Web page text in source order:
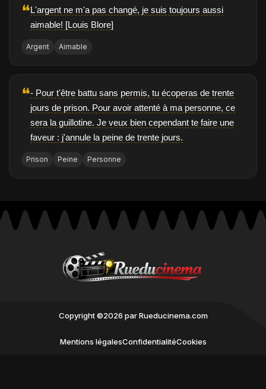
❝L'argent ne m'a pas changé, je suis toujours aussi
aimable! [Louis Blore]
Argent Aimable
❝- Pour t'être battu sans permis, tu écoperas de trente
jours de prison. Pour avoir attenté à ma personne, ce
sera la guillotine. Je veux bien cependant te faire une
faveur : j'annule la peine de trente jours.
Prison Peine Personne
Copyright ©2026 par Rueducinema.com
Mentions légalesConfidentialitéCookies